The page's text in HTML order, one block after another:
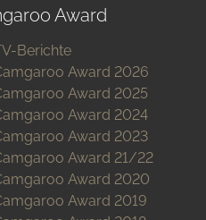
Award
Berichte
Award 2026
Award 2025
Award 2024
Award 2023
Award 21/22
Award 2020
Award 2019